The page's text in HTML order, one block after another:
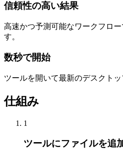
信頼性の高い結果
高速かつ予測可能なワークフロ
す。
数秒で開始
ツールを開いて最新のデスクトッ
仕組み
1
ツールにファイルを追